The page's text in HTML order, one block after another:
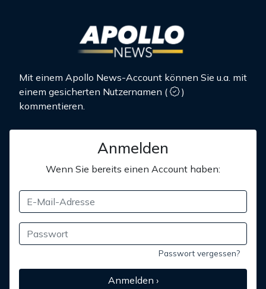
Mit einem Apollo News-Account können Sie u.a. mit
einem gesicherten Nutzernamen (
)
kommentieren.
Anmelden
Wenn Sie bereits einen Account haben:
Passwort vergessen?
Anmelden ›